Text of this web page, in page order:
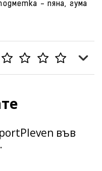
- пяна, гума
във